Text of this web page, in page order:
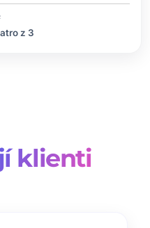
z 3
klienti